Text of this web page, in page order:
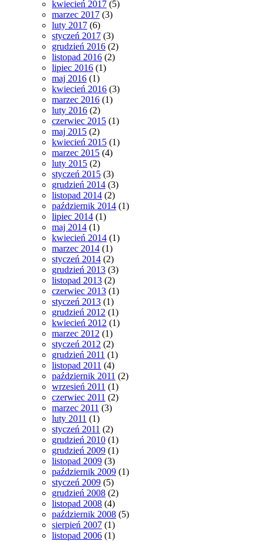
kwiecień 2017 (5)
marzec 2017 (3)
luty 2017 (6)
styczeń 2017 (3)
grudzień 2016 (2)
listopad 2016 (2)
lipiec 2016 (1)
maj 2016 (1)
kwiecień 2016 (3)
marzec 2016 (1)
luty 2016 (2)
czerwiec 2015 (1)
maj 2015 (2)
kwiecień 2015 (1)
marzec 2015 (4)
luty 2015 (2)
styczeń 2015 (3)
grudzień 2014 (3)
listopad 2014 (2)
październik 2014 (1)
lipiec 2014 (1)
maj 2014 (1)
kwiecień 2014 (1)
marzec 2014 (1)
styczeń 2014 (2)
grudzień 2013 (3)
listopad 2013 (2)
czerwiec 2013 (1)
styczeń 2013 (1)
grudzień 2012 (1)
kwiecień 2012 (1)
marzec 2012 (1)
styczeń 2012 (2)
grudzień 2011 (1)
listopad 2011 (4)
październik 2011 (2)
wrzesień 2011 (1)
czerwiec 2011 (2)
marzec 2011 (3)
luty 2011 (1)
styczeń 2011 (2)
grudzień 2010 (1)
grudzień 2009 (1)
listopad 2009 (3)
październik 2009 (1)
styczeń 2009 (5)
grudzień 2008 (2)
listopad 2008 (4)
październik 2008 (5)
sierpień 2007 (1)
listopad 2006 (1)